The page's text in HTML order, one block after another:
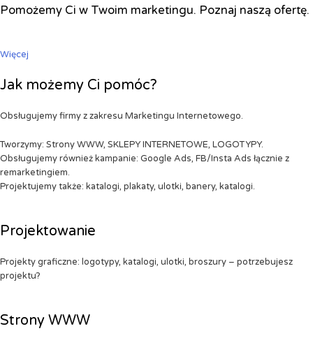
Pomożemy Ci w Twoim marketingu. Poznaj naszą ofertę.
Więcej
Jak możemy Ci pomóc?
Obsługujemy firmy z zakresu Marketingu Internetowego.
Tworzymy: Strony WWW, SKLEPY INTERNETOWE, LOGOTYPY.
Obsługujemy również kampanie: Google Ads, FB/Insta Ads łącznie z
remarketingiem.
Projektujemy także: katalogi, plakaty, ulotki, banery, katalogi.
Projektowanie
Projekty graficzne: logotypy, katalogi, ulotki, broszury – potrzebujesz
projektu?
Strony WWW